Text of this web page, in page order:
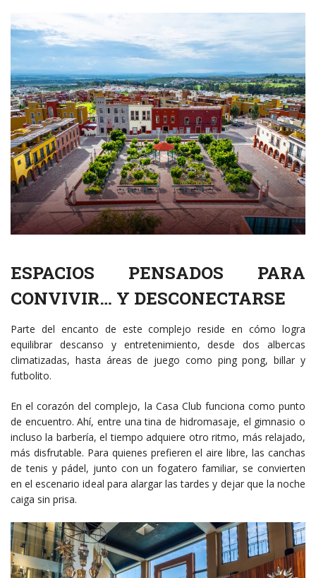
ESPACIOS PENSADOS PARA
CONVIVIR… Y DESCONECTARSE
Parte del encanto de este complejo reside en cómo logra
equilibrar descanso y entretenimiento, desde dos albercas
climatizadas, hasta áreas de juego como ping pong, billar y
futbolito.
En el corazón del complejo, la Casa Club funciona como punto
de encuentro. Ahí, entre una tina de hidromasaje, el gimnasio o
incluso la barbería, el tiempo adquiere otro ritmo, más relajado,
más disfrutable. Para quienes prefieren el aire libre, las canchas
de tenis y pádel, junto con un fogatero familiar, se convierten
en el escenario ideal para alargar las tardes y dejar que la noche
caiga sin prisa.